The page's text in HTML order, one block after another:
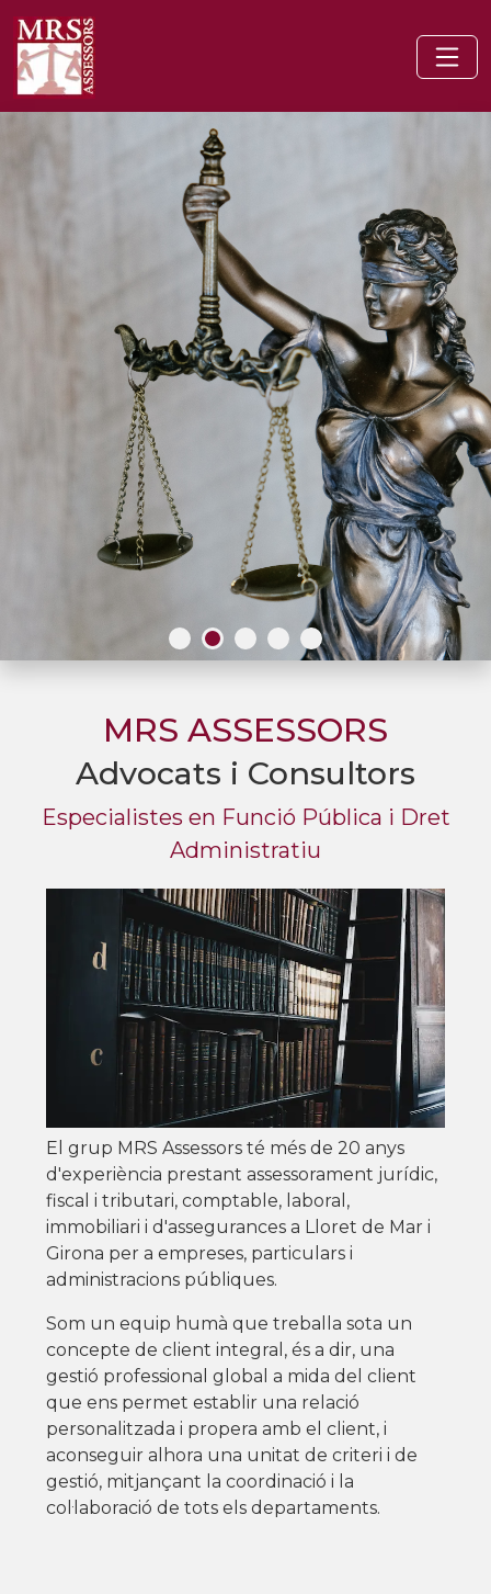
MRS ASSESSORS
Advocats i Consultors
Especialistes en Funció Pública i Dret
Administratiu
El grup MRS Assessors té més de 20 anys
d'experiència prestant assessorament jurídic,
fiscal i tributari, comptable, laboral,
immobiliari i d'assegurances a Lloret de Mar i
Girona per a empreses, particulars i
administracions públiques.
Som un equip humà que treballa sota un
concepte de client integral, és a dir, una
gestió professional global a mida del client
que ens permet establir una relació
personalitzada i propera amb el client, i
aconseguir alhora una unitat de criteri i de
gestió, mitjançant la coordinació i la
col·laboració de tots els departaments.